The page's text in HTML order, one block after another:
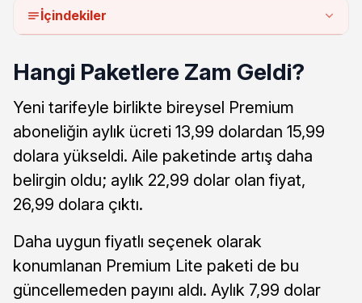
İçindekiler
Hangi Paketlere Zam Geldi?
Yeni tarifeyle birlikte bireysel Premium
aboneliğin aylık ücreti 13,99 dolardan 15,99
dolara yükseldi. Aile paketinde artış daha
belirgin oldu; aylık 22,99 dolar olan fiyat,
26,99 dolara çıktı.
Daha uygun fiyatlı seçenek olarak
konumlanan Premium Lite paketi de bu
güncellemeden payını aldı. Aylık 7,99 dolar